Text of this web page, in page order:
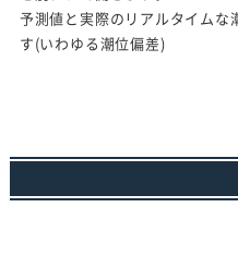
予測値と実際のリアルタイムな
す(いわゆる潮位偏差)